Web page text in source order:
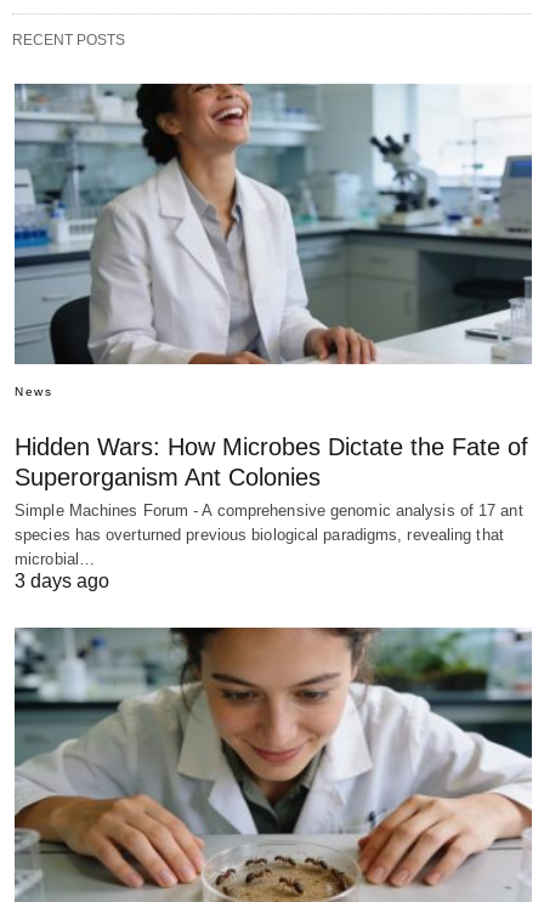
RECENT POSTS
News
Hidden Wars: How Microbes Dictate the Fate of
Superorganism Ant Colonies
Simple Machines Forum - A comprehensive genomic analysis of 17 ant
species has overturned previous biological paradigms, revealing that
microbial…
3 days ago